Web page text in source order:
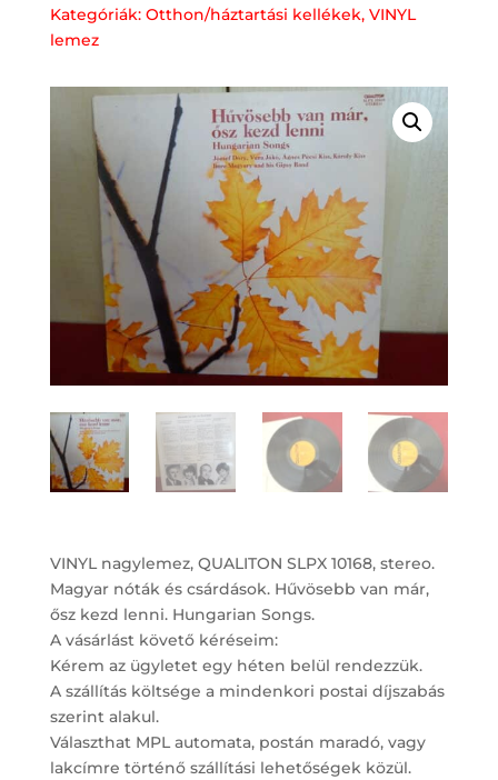
Kategóriák: Otthon/háztartási kellékek, VINYL
lemez
VINYL nagylemez, QUALITON SLPX 10168, stereo.
Magyar nóták és csárdások. Hűvösebb van már,
ősz kezd lenni. Hungarian Songs.
A vásárlást követő kéréseim:
Kérem az ügyletet egy héten belül rendezzük.
A szállítás költsége a mindenkori postai díjszabás
szerint alakul.
Választhat MPL automata, postán maradó, vagy
lakcímre történő szállítási lehetőségek közül.